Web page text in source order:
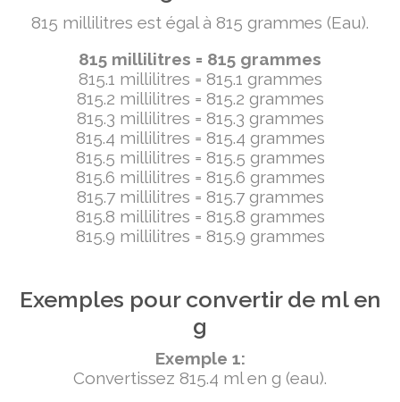
815 millilitres est égal à 815 grammes (Eau).
815 millilitres = 815 grammes
815.1 millilitres = 815.1 grammes
815.2 millilitres = 815.2 grammes
815.3 millilitres = 815.3 grammes
815.4 millilitres = 815.4 grammes
815.5 millilitres = 815.5 grammes
815.6 millilitres = 815.6 grammes
815.7 millilitres = 815.7 grammes
815.8 millilitres = 815.8 grammes
815.9 millilitres = 815.9 grammes
Exemples pour convertir de ml en
g
Exemple 1:
Convertissez 815.4 ml en g (eau).